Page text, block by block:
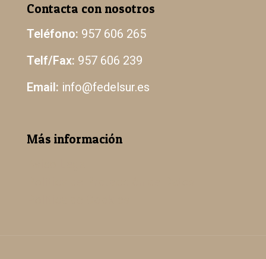
Contacta con nosotros
Teléfono: 957 606 265
Telf/Fax: 957 606 239
Email: info@fedelsur.es
Más información